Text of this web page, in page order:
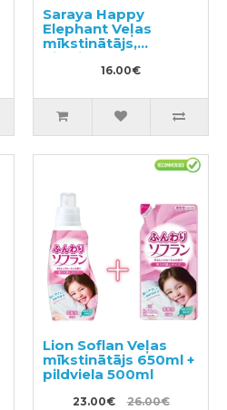
Saraya Happy
Elephant Veļas
mīkstinātājs,
pildviela 540ml
16.00€
Lion Soflan Veļas
mīkstinātājs 650ml +
pildviela 500ml
23.00€ 26.00€